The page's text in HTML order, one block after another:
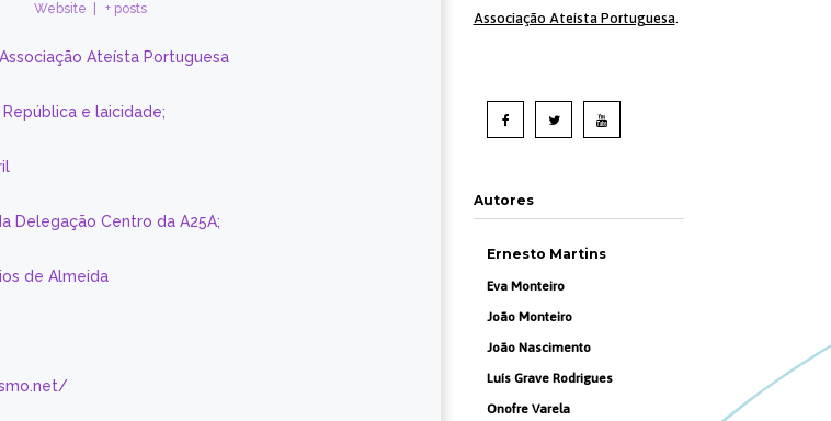
Website + posts
Ateísta Portuguesa
e laicidade;
Delegação Centro da A25A;
de Almeida
Associação Ateísta Portuguesa.
Autores
Ernesto Martins
Eva Monteiro
João Monteiro
João Nascimento
Luís Grave Rodrigues
Onofre Varela